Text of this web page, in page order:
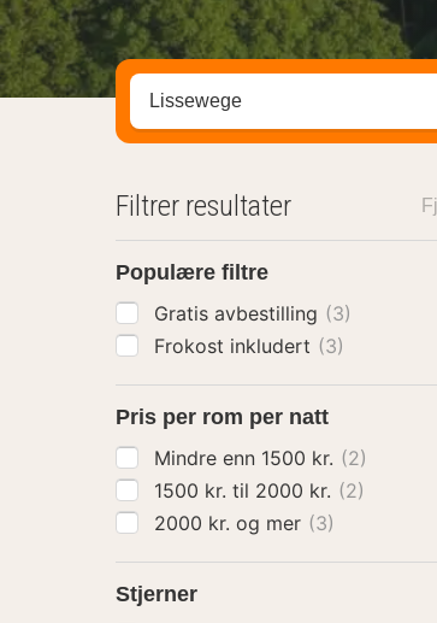
Søk hotell, region eller by
Filtrer resultater
Populære filtre
Gratis avbestilling (3)
Frokost inkludert (3)
Pris per rom per natt
Mindre enn 1500 kr. (2)
1500 kr. til 2000 kr. (2)
2000 kr. og mer (3)
Stjerner